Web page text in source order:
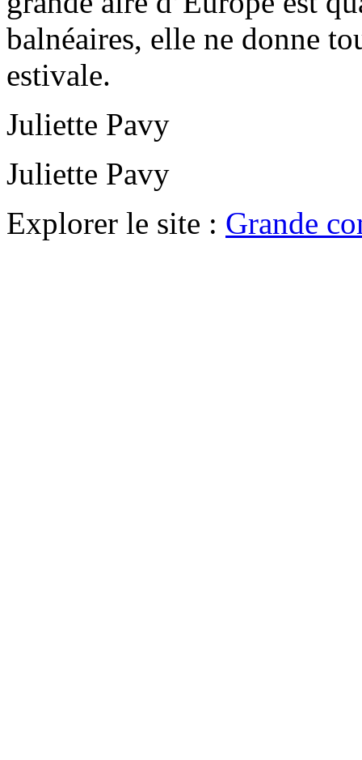
balnéaires, elle ne donne
estivale.
Juliette Pavy
Juliette Pavy
Explorer le site : Grande